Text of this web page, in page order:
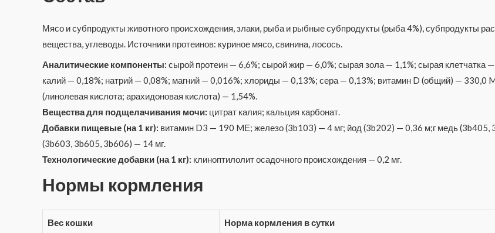
Мясо и субпродукты животного происхождения, злаки, рыба и рыбные субпродукты (рыба 4%), субпродукты
вещества, углеводы. Источники протеинов: куриное мясо, свинина, лосось.
Аналитические компоненты: сырой протеин — 6,6%; сырой жир — 6,0%; сырая зола — 1,1%; сырая
калий — 0,18%; натрий — 0,08%; магний — 0,016%; хлориды — 0,13%; сера — 0,13%; витамин D (общий) — 330,0
(линолевая кислота; арахидоновая кислота) — 1,54%.
Вещества для подщелачивания мочи: цитрат калия; кальция карбонат.
Добавки пищевые (на 1 кг): витамин D3 — 190 MЕ; железо (3b103) — 4 мг; йод (3b202) — 0,36 м;г медь
(3b603, 3b605, 3b606) — 14 мг.
Технологические добавки (на 1 кг): клиноптилолит осадочного происхождения — 0,2 мг.
Нормы кормления
Вес кошки Норма кормления в сутки